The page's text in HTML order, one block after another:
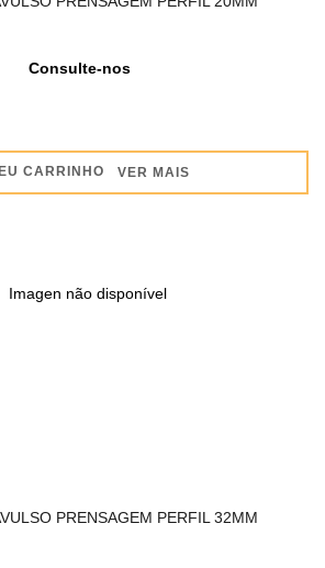
Consulte-nos
VER MAIS
PRENSAGEM PERFIL 32MM